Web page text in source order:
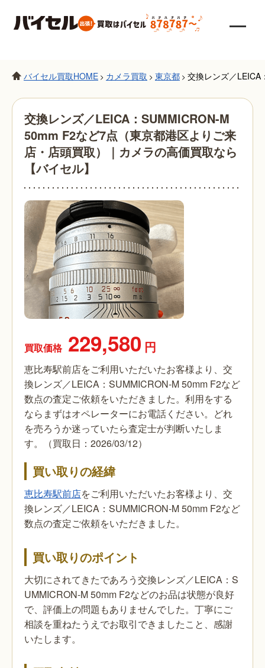
バイセル買取HOME > カメラ買取 > 東京都 > 交換レンズ／LEICA
交換レンズ／LEICA：SUMMICRON-M
50mm F2など7点（東京都港区よりご来
店・店頭買取）｜カメラの高価買取なら
【バイセル】
買取価格 229,580 円
恵比寿駅前店をご利用いただいたお客様より、交
換レンズ／LEICA：SUMMICRON-M 50mm F2など
数点の査定ご依頼をいただきました。利用をする
ならまずはオペレーターにお電話ください。どれ
を売ろうか迷っていたら査定士が判断いたしま
す。（買取日：2026/03/12）
買い取りの経緯
恵比寿駅前店をご利用いただいたお客様より、交
換レンズ／LEICA：SUMMICRON-M 50mm F2など
数点の査定ご依頼をいただきました。
買い取りのポイント
大切にされてきたであろう交換レンズ／LEICA：S
UMMICRON-M 50mm F2などのお品は状態が良好
で、評価上の問題もありませんでした。丁寧にご
相談を重ねたうえでお取引できましたこと、感謝
いたします。